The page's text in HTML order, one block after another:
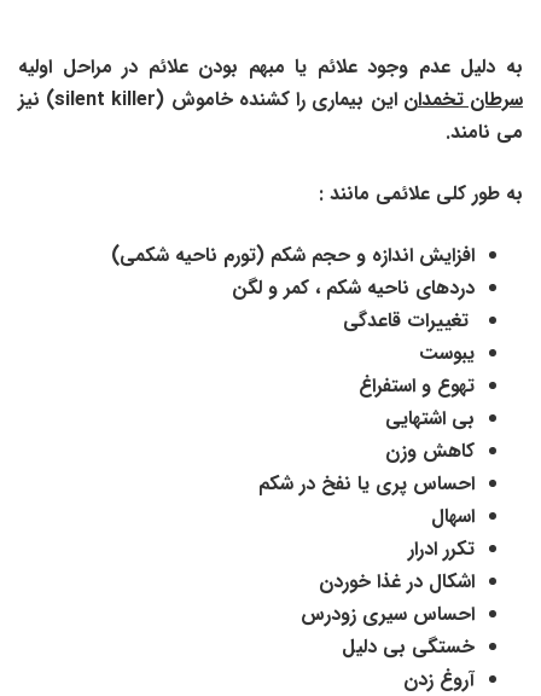
به دلیل عدم وجود علائم یا مبهم بودن علائم در مراحل اولیه
سرطان تخمدان این بیماری را کشنده خاموش (silent killer) نیز
می نامند.
به طور کلی علائمی مانند :
افزایش اندازه و حجم شکم (تورم ناحیه شکمی)
دردهای ناحیه شکم ، کمر و لگن
تغییرات قاعدگی
یبوست
تهوع و استفراغ
بی اشتهایی
کاهش وزن
احساس پری یا نفخ در شکم
اسهال
تکرر ادرار
اشکال در غذا خوردن
احساس سیری زودرس
خستگی بی دلیل
آروغ زدن